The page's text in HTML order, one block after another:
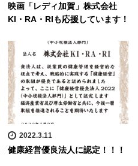
映画「レディ加賀」株式会社
KI・RA・RIも応援しています！
2022.3.11
健康経営優良法人に認定！！！